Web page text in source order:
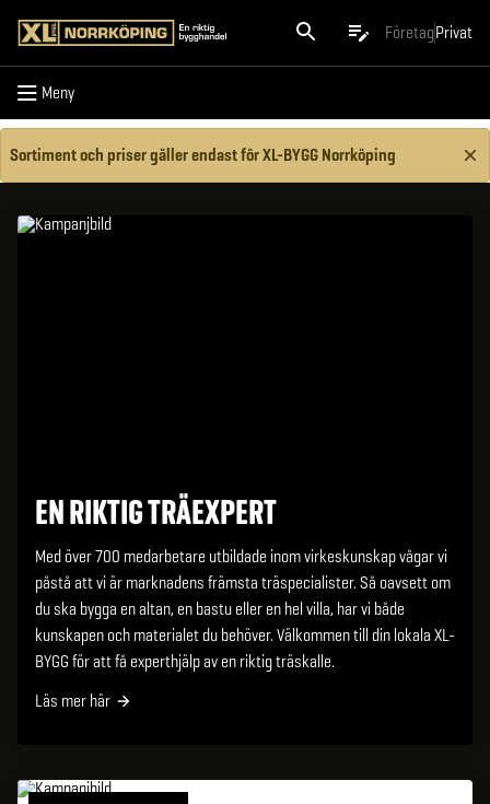
FöretagPrivat
Meny
Meny
Sortiment och priser gäller endast för XL-BYGG Norrköping
EN RIKTIG TRÄEXPERT
Med över 700 medarbetare utbildade inom virkeskunskap vågar vi
påstå att vi är marknadens främsta träspecialister. Så oavsett om
du ska bygga en altan, en bastu eller en hel villa, har vi både
kunskapen och materialet du behöver. Välkommen till din lokala XL-
BYGG för att få experthjälp av en riktig träskalle.
Läs mer här